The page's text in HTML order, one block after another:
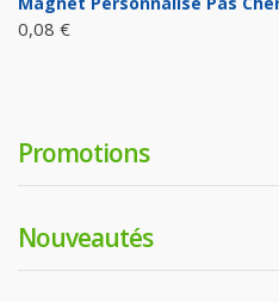
0,08 €
Promotions
Nouveautés